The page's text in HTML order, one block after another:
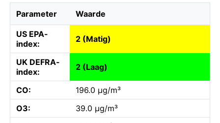
Parameter Waarde
US EPA-
index:
2 (Matig)
UK DEFRA-
index:
2 (Laag)
CO:
196.0 µg/m³
O3:
39.0 µg/m³